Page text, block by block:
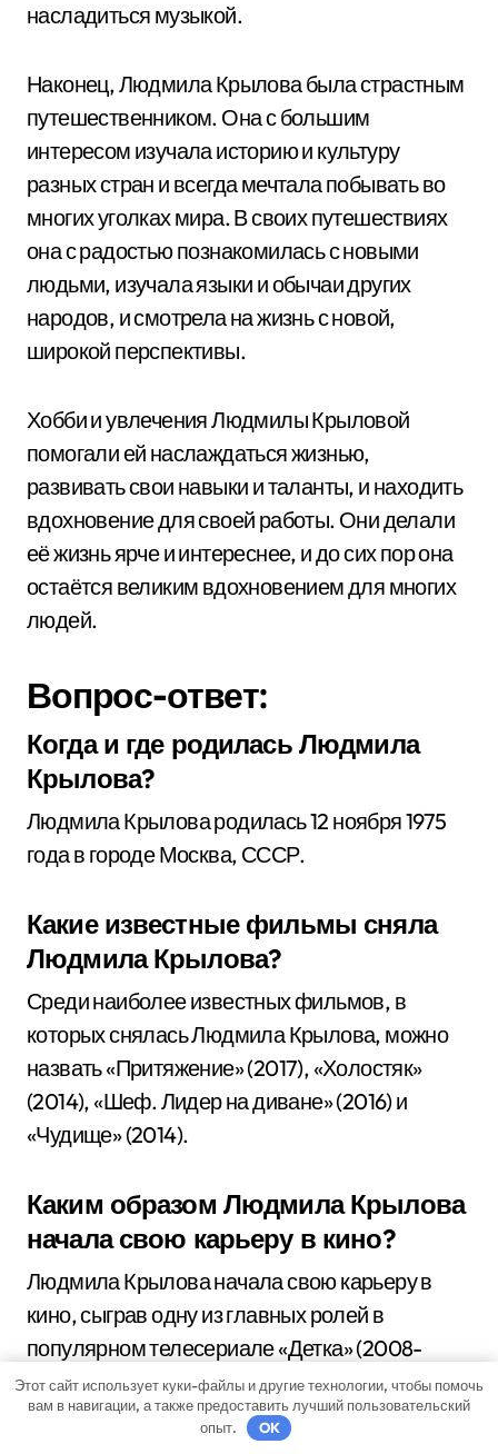
насладиться музыкой.
Наконец, Людмила Крылова была страстным
путешественником. Она с большим
интересом изучала историю и культуру
разных стран и всегда мечтала побывать во
многих уголках мира. В своих путешествиях
она с радостью познакомилась с новыми
людьми, изучала языки и обычаи других
народов, и смотрела на жизнь с новой,
широкой перспективы.
Хобби и увлечения Людмилы Крыловой
помогали ей наслаждаться жизнью,
развивать свои навыки и таланты, и находить
вдохновение для своей работы. Они делали
её жизнь ярче и интереснее, и до сих пор она
остаётся великим вдохновением для многих
людей.
Вопрос-ответ:
Когда и где родилась Людмила
Крылова?
Людмила Крылова родилась 12 ноября 1975
года в городе Москва, СССР.
Какие известные фильмы сняла
Людмила Крылова?
Среди наиболее известных фильмов, в
которых снялась Людмила Крылова, можно
назвать «Притяжение» (2017), «Холостяк»
(2014), «Шеф. Лидер на диване» (2016) и
«Чудище» (2014).
Каким образом Людмила Крылова
начала свою карьеру в кино?
Людмила Крылова начала свою карьеру в
кино, сыграв одну из главных ролей в
популярном телесериале «Детка» (2008-
2012), где она сыграла роль подруги главной
героини.
Этот сайт использует куки-файлы и другие технологии, чтобы помочь
вам в навигации, а также предоставить лучший пользовательский
опыт.
OK